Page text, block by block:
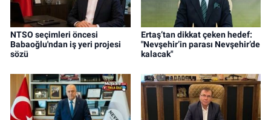
NTSO seçimleri öncesi
Babaoğlu'ndan iş yeri projesi
sözü
Ertaş’tan dikkat çeken hedef:
"Nevşehir’in parası Nevşehir’de
kalacak"